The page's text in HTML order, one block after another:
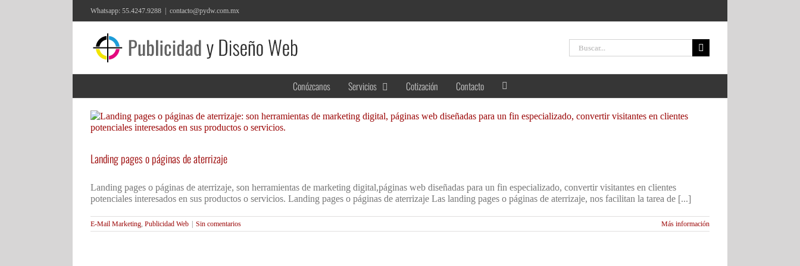
Whatsapp: 55.4247.9288 contacto@pydw.com.mx
Buscar:
Conózcanos Servicios Cotización Contacto
Landing pages o páginas de aterrizaje
Landing pages o páginas de aterrizaje, son herramientas de marketing digital,páginas web diseñadas para un fin especializado, convertir visitantes en clientes
potenciales interesados en sus productos o servicios. Landing pages o páginas de aterrizaje Las landing pages o páginas de aterrizaje, nos facilitan la tarea de [...]
E-Mail Marketing, Publicidad Web Sin comentarios Más información